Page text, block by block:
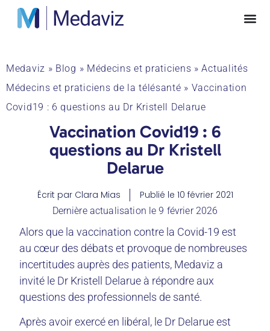
Medaviz » Blog » Médecins et praticiens »Actualités
Médecins et praticiens de la télésanté » Vaccination
Covid19 : 6 questions au Dr Kristell Delarue
Vaccination Covid19 : 6
questions au Dr Kristell
Delarue
Écrit par Clara Mias Publié le 10 février 2021
Dernière actualisation le 9 février 2026
Alors que la vaccination contre la Covid-19 est
au cœur des débats et provoque de nombreuses
incertitudes auprès des patients, Medaviz a
invité le Dr Kristell Delarue à répondre aux
questions des professionnels de santé.
Après avoir exercé en libéral, le Dr Delarue est